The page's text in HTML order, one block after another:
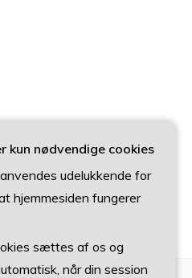
kun nødvendige cookies
udelukkende for
hjemmesiden fungerer
sættes af os og
når din session